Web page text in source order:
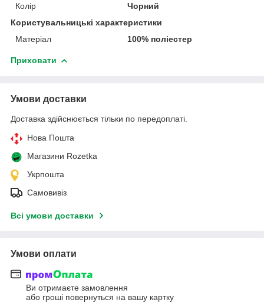
Колір
Чорний
Користувальницькі характеристики
Матеріал
100% поліестер
Приховати
Умови доставки
Доставка здійснюється тільки по передоплаті.
Нова Пошта
Магазини Rozetka
Укрпошта
Самовивіз
Всі умови доставки
Умови оплати
Ви отримаєте замовлення
або гроші повернуться на вашу картку